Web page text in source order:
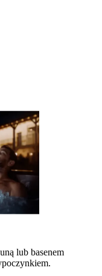
lub basenem